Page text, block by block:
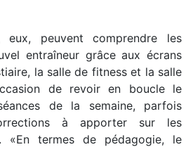
eux, peuvent comprendre les
entraîneur grâce aux écrans
la salle de fitness et la salle
de revoir en boucle le
de la semaine, parfois
à apporter sur les
«En termes de pédagogie, le